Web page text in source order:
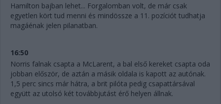
Hamilton bajban lehet... Forgalomban volt, de már csak
egyetlen kört tud menni és mindössze a 11. pozíciót tudhatja
magáénak jelen pilanatban.
16:50
Norris falnak csapta a McLarent, a bal első kereket csapta oda
jobban először, de aztán a másik oldala is kapott az autónak.
1,5 perc sincs már hátra, a brit pilóta pedig csapattársával
együtt az utolsó két továbbjutást érő helyen állnak.